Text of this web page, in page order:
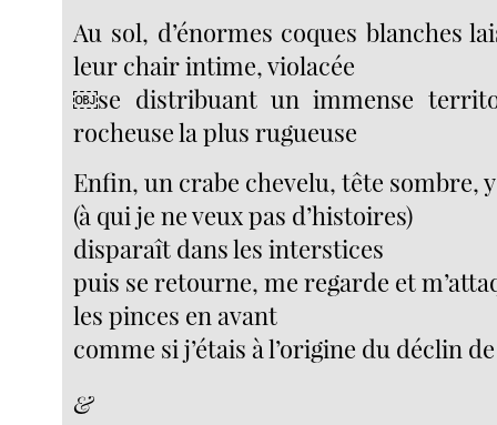
Au sol, d’énormes coques blanches
leur chair intime, violacée
￼se distribuant un immense
rocheuse la plus rugueuse
Enfin, un crabe chevelu, tête sombre,
(à qui je ne veux pas d’histoires)
disparaît dans les interstices
puis se retourne, me regarde et
les pinces en avant
comme si j’étais à l’origine du déclin
&